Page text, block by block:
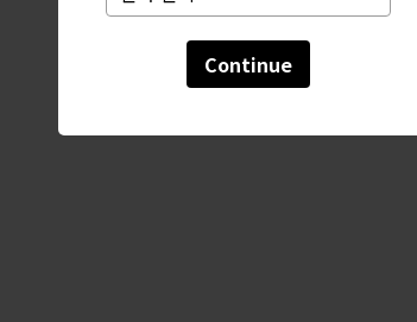
Continue